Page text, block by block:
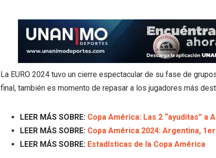
La EURO 2024 tuvo un cierre espectacular de su fase de
final, también es momento de repasar a los jugadores más
LEER MÁS SOBRE: Copa América: Las 2 “ayuditas”
LEER MÁS SOBRE: Copa América 2024: Argentina,
LEER MÁS SOBRE: Estadísticas de la Copa América